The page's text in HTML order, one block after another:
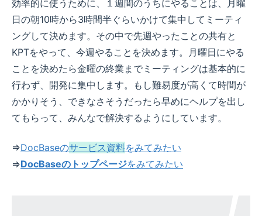
効率的に使うために、１週間のうちにやることは、月曜
日の朝10時から3時間半ぐらいかけて集中してミーティ
ングして決めます。その中で先週やったことの共有と
KPTをやって、今週やることを決めます。月曜日にやる
ことを決めたら金曜の終業までミーティングは基本的に
行わず、開発に集中します。もし難易度が高くて時間が
かかりそう、できなさそうだったら早めにヘルプを出し
てもらって、みんなで解決するようにしています。
⇒DocBaseのサービス資料をみてみたい
⇒DocBaseのトップページをみてみたい